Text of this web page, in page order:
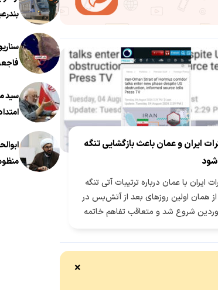
ایران و عمان باعث بازگشایی تنگه
ایران با عمان درباره ترتیبات آتی تنگه
از همان اولین روزهای بعد از آتش‌بس در
فروردین شروع شد و متعاقب تفاهم خاتمه
×
سید